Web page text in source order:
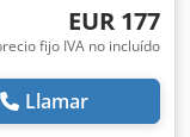
EUR 177
fijo IVA no incluído
Llamar